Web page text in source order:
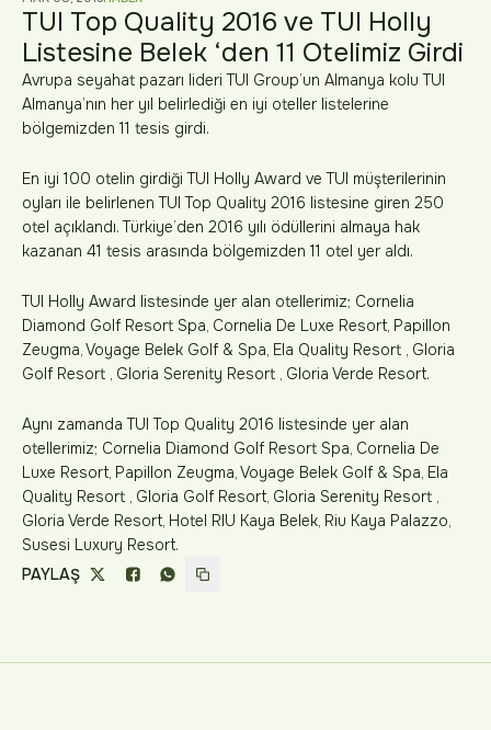
TUI Top Quality 2016 ve TUI Holly
Listesine Belek ‘den 11 Otelimiz Girdi
Avrupa seyahat pazarı lideri TUI Group’un Almanya kolu TUI
Almanya’nın her yıl belirlediği en iyi oteller listelerine
bölgemizden 11 tesis girdi.
En iyi 100 otelin girdiği TUI Holly Award ve TUI müşterilerinin
oyları ile belirlenen TUI Top Quality 2016 listesine giren 250
otel açıklandı. Türkiye’den 2016 yılı ödüllerini almaya hak
kazanan 41 tesis arasında bölgemizden 11 otel yer aldı.
TUI Holly Award listesinde yer alan otellerimiz; Cornelia
Diamond Golf Resort Spa, Cornelia De Luxe Resort, Papillon
Zeugma, Voyage Belek Golf & Spa, Ela Quality Resort , Gloria
Golf Resort , Gloria Serenity Resort , Gloria Verde Resort.
Aynı zamanda TUI Top Quality 2016 listesinde yer alan
otellerimiz; Cornelia Diamond Golf Resort Spa, Cornelia De
Luxe Resort, Papillon Zeugma, Voyage Belek Golf & Spa, Ela
Quality Resort , Gloria Golf Resort, Gloria Serenity Resort ,
Gloria Verde Resort, Hotel RIU Kaya Belek, Riu Kaya Palazzo,
Susesi Luxury Resort.
PAYLAŞ